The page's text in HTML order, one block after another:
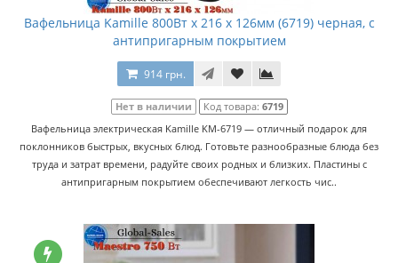
Вафельница Kamille 800Вт x 216 x 126мм (6719) черная, с
антипригарным покрытием
914 грн.
Нет в наличии Код товара: 6719
Вафельница электрическая Kamille KM-6719 — отличный подарок для
поклонников быстрых, вкусных блюд. Готовьте разнообразные блюда без
труда и затрат времени, радуйте своих родных и близких. Пластины с
антипригарным покрытием обеспечивают легкость чис..